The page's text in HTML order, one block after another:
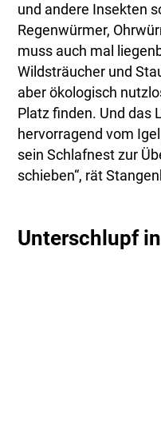
und andere Insekten
Regenwürmer,
muss auch mal
Wildsträucher und
aber ökologisch
Platz finden. Und das
hervorragend vom
sein Schlafnest zur
schieben“, rät
Unterschlupf